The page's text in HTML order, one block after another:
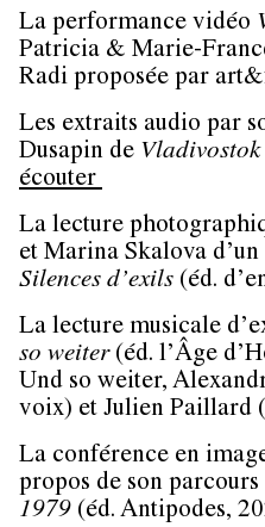
La performance vidéo
Patricia & Marie-
Radi proposée par
Les extraits audio par
Dusapin de
écouter
La lecture
et Marina Skalova
Silences d’exils (éd.
La lecture musicale
so weiter(éd. l’Âge
Und so weiter,
voix) et Julien Paillard
La conférence en
propos de son
1979 (éd. Antipodes,